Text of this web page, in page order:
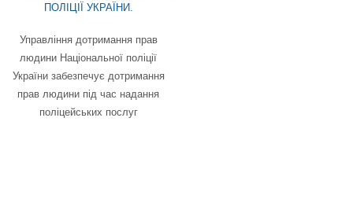
ПОЛІЦІЇ УКРАЇНИ.
Управління дотримання прав
людини Національної поліції
України забезпечує дотримання
прав людини під час надання
поліцейських послуг